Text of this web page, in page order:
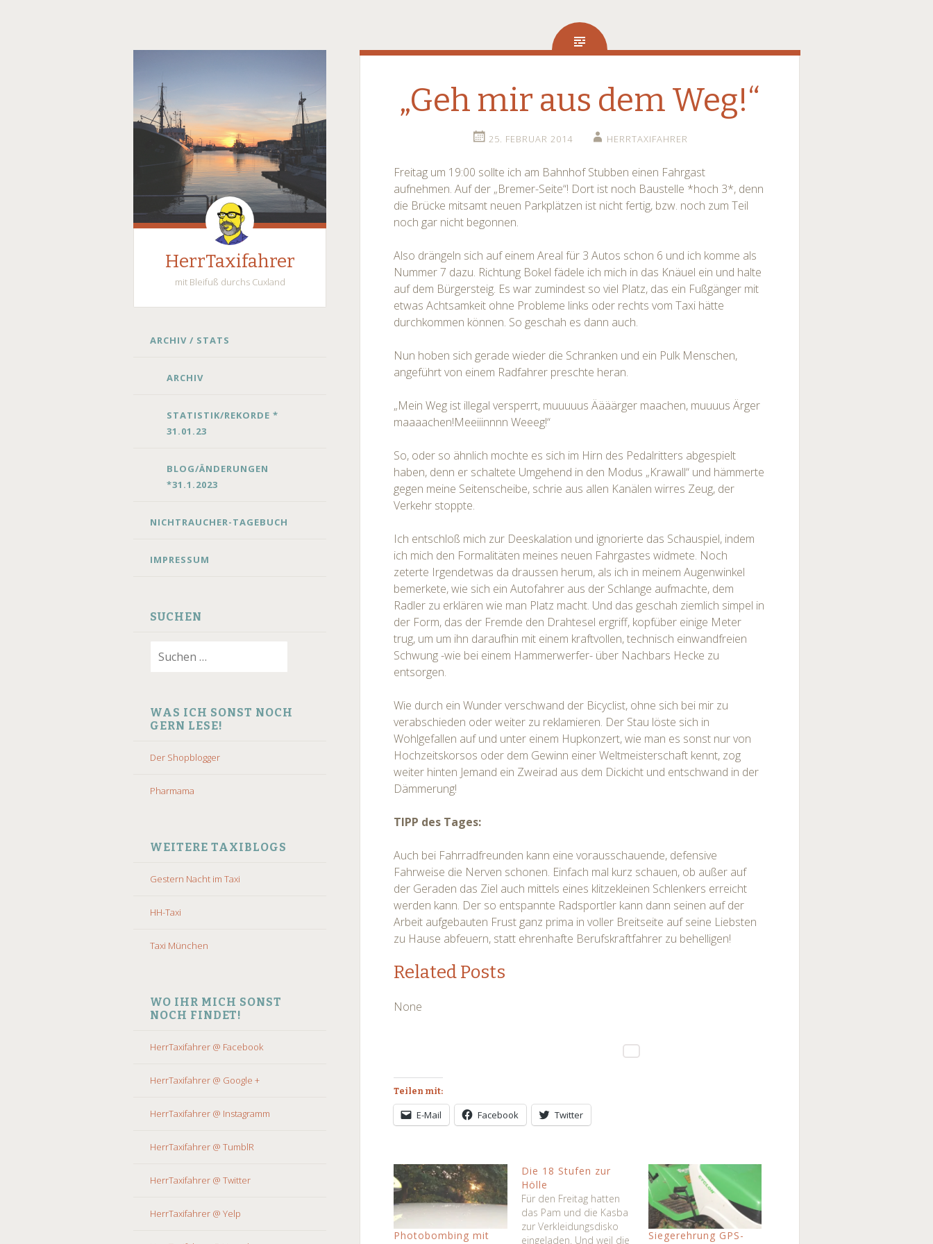
HerrTaxifahrer
mit Bleifuß durchs Cuxland
SKIP
ARCHIV / STATS
ARCHIV
STATISTIK/REKORDE *
31.01.23
BLOG/ÄNDERUNGEN
*31.1.2023
NICHTRAUCHER-TAGEBUCH
IMPRESSUM
SUCHEN
WAS ICH SONST NOCH
GERN LESE!
Der Shopblogger
Pharmama
WEITERE TAXIBLOGS
Gestern Nacht im Taxi
HH-Taxi
Taxi München
WO IHR MICH SONST
NOCH FINDET!
HerrTaxifahrer @ Facebook
HerrTaxifahrer @ Google +
HerrTaxifahrer @ Instagramm
HerrTaxifahrer @ TumblR
HerrTaxifahrer @ Twitter
HerrTaxifahrer @ Yelp
„Geh mir aus dem Weg!“
25. FEBRUAR 2014 HERRTAXIFAHRER
Freitag um 19:00 sollte ich am Bahnhof Stubben einen Fahrgast
aufnehmen. Auf der „Bremer-Seite“! Dort ist noch Baustelle *hoch 3*, denn
die Brücke mitsamt neuen Parkplätzen ist nicht fertig, bzw. noch zum Teil
noch gar nicht begonnen.
Also drängeln sich auf einem Areal für 3 Autos schon 6 und ich komme als
Nummer 7 dazu. Richtung Bokel fädele ich mich in das Knäuel ein und halte
auf dem Bürgersteig. Es war zumindest so viel Platz, das ein Fußgänger mit
etwas Achtsamkeit ohne Probleme links oder rechts vom Taxi hätte
durchkommen können. So geschah es dann auch.
Nun hoben sich gerade wieder die Schranken und ein Pulk Menschen,
angeführt von einem Radfahrer preschte heran.
„Mein Weg ist illegal versperrt, muuuuus Äääärger maachen, muuuus Ärger
maaaachen!Meeiiinnnn Weeeg!“
So, oder so ähnlich mochte es sich im Hirn des Pedalritters abgespielt
haben, denn er schaltete Umgehend in den Modus „Krawall“ und hämmerte
gegen meine Seitenscheibe, schrie aus allen Kanälen wirres Zeug, der
Verkehr stoppte.
Ich entschloß mich zur Deeskalation und ignorierte das Schauspiel, indem
ich mich den Formalitäten meines neuen Fahrgastes widmete. Noch
zeterte Irgendetwas da draussen herum, als ich in meinem Augenwinkel
bemerkete, wie sich ein Autofahrer aus der Schlange aufmachte, dem
Radler zu erklären wie man Platz macht. Und das geschah ziemlich simpel in
der Form, das der Fremde den Drahtesel ergriff, kopfüber einige Meter
trug, um um ihn daraufhin mit einem kraftvollen, technisch einwandfreien
Schwung -wie bei einem Hammerwerfer- über Nachbars Hecke zu
entsorgen.
Wie durch ein Wunder verschwand der Bicyclist, ohne sich bei mir zu
verabschieden oder weiter zu reklamieren. Der Stau löste sich in
Wohlgefallen auf und unter einem Hupkonzert, wie man es sonst nur von
Hochzeitskorsos oder dem Gewinn einer Weltmeisterschaft kennt, zog
weiter hinten Jemand ein Zweirad aus dem Dickicht und entschwand in der
Dämmerung!
TIPP des Tages:
Auch bei Fahrradfreunden kann eine vorausschauende, defensive
Fahrweise die Nerven schonen. Einfach mal kurz schauen, ob außer auf
der Geraden das Ziel auch mittels eines klitzekleinen Schlenkers erreicht
werden kann. Der so entspannte Radsportler kann dann seinen auf der
Arbeit aufgebauten Frust ganz prima in voller Breitseite auf seine Liebsten
zu Hause abfeuern, statt ehrenhafte Berufskraftfahrer zu behelligen!
Related Posts
None
Teilen mit:
E-Mail Facebook Twitter
Photobombing mit
Die 18 Stufen zur
Hölle
Für den Freitag hatten
das Pam und die Kasba
zur Verkleidungsdisko
eingeladen. Und weil die
Siegerehrung GPS-